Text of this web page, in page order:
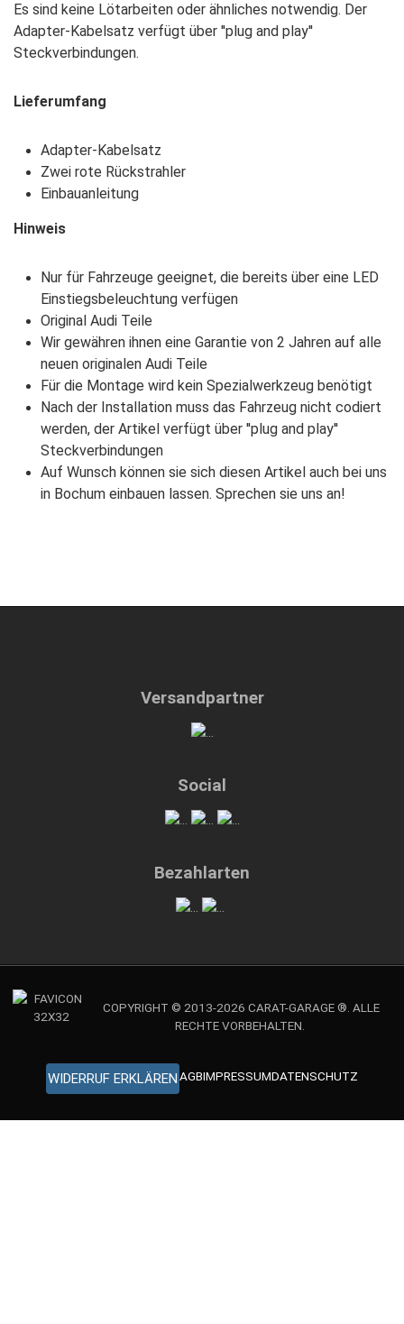
Es sind keine Lötarbeiten oder ähnliches notwendig. Der
Adapter-Kabelsatz verfügt über ''plug and play''
Steckverbindungen.
Lieferumfang
Adapter-Kabelsatz
Zwei rote Rückstrahler
Einbauanleitung
Hinweis
Nur für Fahrzeuge geeignet, die bereits über eine LED
Einstiegsbeleuchtung verfügen
Original Audi Teile
Wir gewähren ihnen eine Garantie von 2 Jahren auf alle
neuen originalen Audi Teile
Für die Montage wird kein Spezialwerkzeug benötigt
Nach der Installation muss das Fahrzeug nicht codiert
werden, der Artikel verfügt über ''plug and play''
Steckverbindungen
Auf Wunsch können sie sich diesen Artikel auch bei uns
in Bochum einbauen lassen. Sprechen sie uns an!
Versandpartner
Social
Bezahlarten
COPYRIGHT © 2013-2026 CARAT-GARAGE ®. ALLE
RECHTE VORBEHALTEN.
WIDERRUF ERKLÄRENAGBIMPRESSUMDATENSCHUTZ